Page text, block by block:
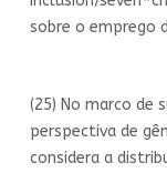
sobre o emprego
(25) No marco de
perspectiva de
considera a